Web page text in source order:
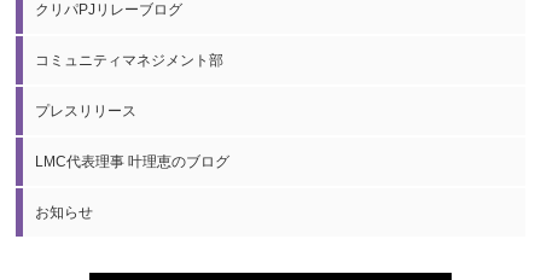
クリパPJリレーブログ
コミュニティマネジメント部
プレスリリース
LMC代表理事 叶理恵のブログ
お知らせ